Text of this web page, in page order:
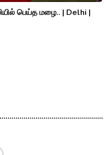
பெய்த மழை.. | Delhi |